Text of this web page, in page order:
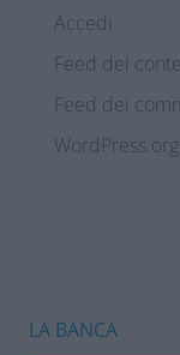
Accedi
Feed dei
Feed dei
WordPress.org
LA BANCA